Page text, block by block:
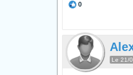
0
Le 21/